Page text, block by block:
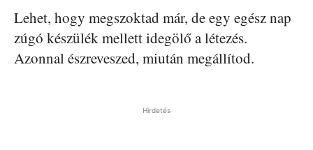
Lehet, hogy megszoktad már, de egy egész nap
zúgó készülék mellett idegölő a létezés.
Azonnal észreveszed, miután megállítod.
Hirdetés